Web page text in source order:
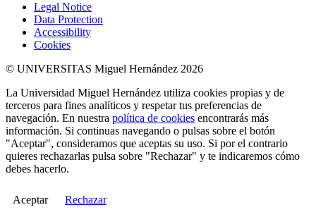
Legal Notice
Data Protection
Accessibility
Cookies
© UNIVERSITAS Miguel Hernández 2026
La Universidad Miguel Hernández utiliza cookies propias y de
terceros para fines analíticos y respetar tus preferencias de
navegación. En nuestra política de cookies encontrarás más
información. Si continuas navegando o pulsas sobre el botón
"Aceptar", consideramos que aceptas su uso. Si por el contrario
quieres rechazarlas pulsa sobre "Rechazar" y te indicaremos cómo
debes hacerlo.
Aceptar Rechazar